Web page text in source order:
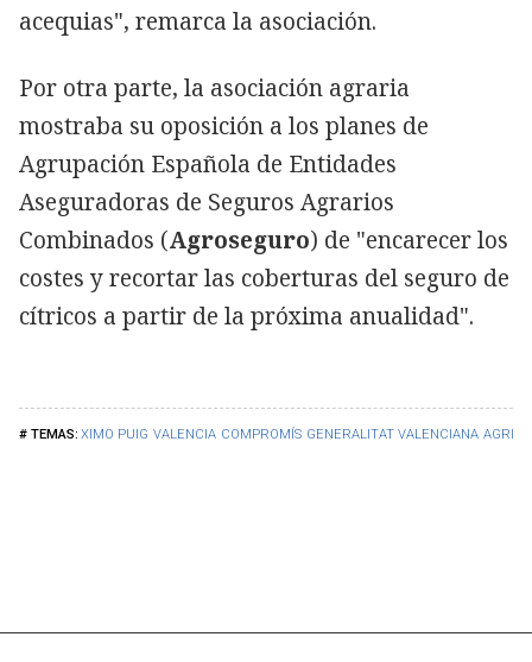
XIMO PUIG VALENCIA COMPROMÍS GENERALITAT VALENCIANA
acequias", remarca la asociación.
Por otra parte, la asociación agraria
mostraba su oposición a los planes de
Agrupación Española de Entidades
Aseguradoras de Seguros Agrarios
Combinados (Agroseguro) de "encarecer los
costes y recortar las coberturas del seguro de
cítricos a partir de la próxima anualidad".